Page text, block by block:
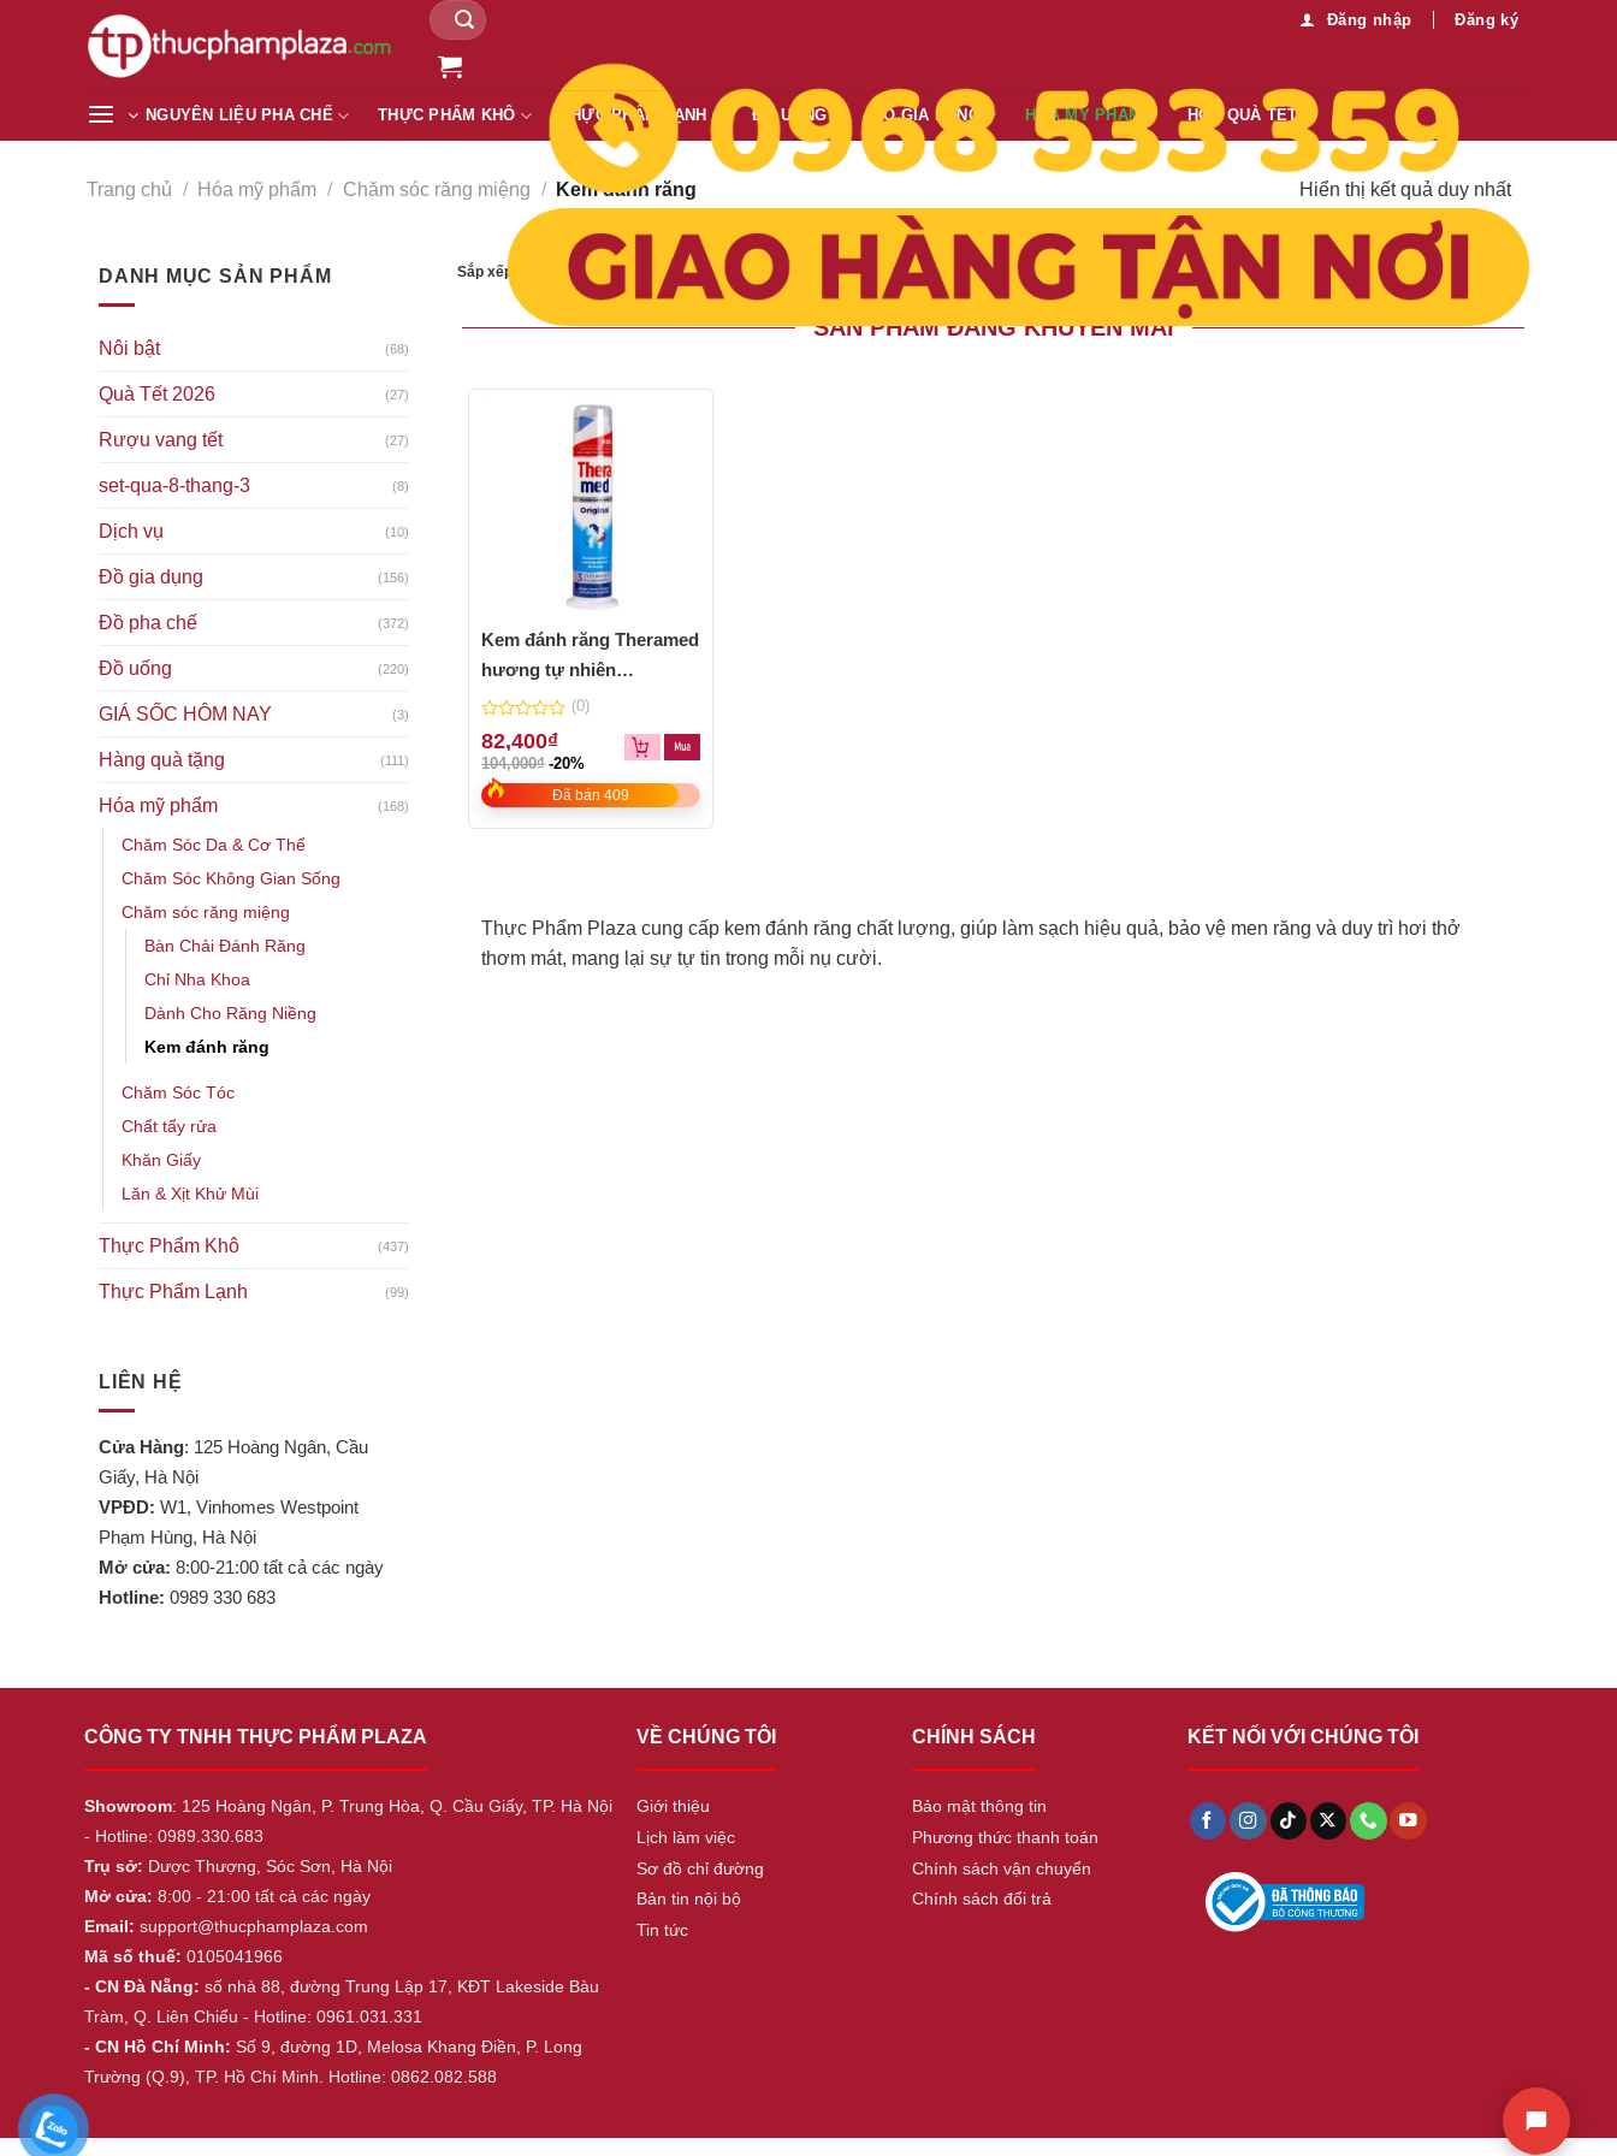
Tìm
kiếm:
Đăng nhập Đăng ký
NGUYÊN LIỆU PHA CHẾ THỰC PHẨM KHÔ THỰC PHẨM LẠNH ĐỒ UỐNG ĐỒ GIA DỤNG HÓA MỸ PHẨM HỘP QUÀ TẾT
Trang chủ / Hóa mỹ phẩm / Chăm sóc răng miệng / Kem đánh răng Hiển thị kết quả duy nhất
DANH MỤC SẢN PHẨM
Nôi bật (68)
Quà Tết 2026 (27)
Rượu vang tết (27)
set-qua-8-thang-3 (8)
Dịch vụ (10)
Đồ gia dụng (156)
Đồ pha chế (372)
Đồ uống (220)
GIÁ SỐC HÔM NAY (3)
Hàng quà tặng (111)
Hóa mỹ phẩm (168)
Chăm Sóc Da & Cơ Thể
Chăm Sóc Không Gian Sống
Chăm sóc răng miệng
Bàn Chải Đánh Răng
Chỉ Nha Khoa
Dành Cho Răng Niềng
Kem đánh răng
Chăm Sóc Tóc
Chất tẩy rửa
Khăn Giấy
Lăn & Xịt Khử Mùi
Thực Phẩm Khô (437)
Thực Phẩm Lạnh (99)
LIÊN HỆ
Cửa Hàng: 125 Hoàng Ngân, Cầu
Giấy, Hà Nội
VPĐD: W1, Vinhomes Westpoint
Phạm Hùng, Hà Nội
Mở cửa: 8:00-21:00 tất cả các ngày
Hotline: 0989 330 683
Sắp xếp theo: Giá giảm dần Giá tăng dần Mới nhất Cũ nhất
SẢN PHẨM ĐANG KHUYẾN MÃI
Kem đánh răng Theramed
hương tự nhiên
“Original” – chai 100ml
0
out
of
5
(0)
82,400₫
104,000₫ -20%
Đã bán 409
Thực Phẩm Plaza cung cấp kem đánh răng chất lượng, giúp làm sạch hiệu quả, bảo vệ men răng và duy trì hơi thở
thơm mát, mang lại sự tự tin trong mỗi nụ cười.
CÔNG TY TNHH THỰC PHẨM PLAZA
Showroom: 125 Hoàng Ngân, P. Trung Hòa, Q. Cầu Giấy, TP. Hà Nội
- Hotline: 0989.330.683
Trụ sở: Dược Thượng, Sóc Sơn, Hà Nội
Mở cửa: 8:00 - 21:00 tất cả các ngày
Email: support@thucphamplaza.com
Mã số thuế:0105041966
- CN Đà Nẵng: số nhà 88, đường Trung Lập 17, KĐT Lakeside Bàu
Tràm, Q. Liên Chiểu - Hotline: 0961.031.331
- CN Hồ Chí Minh: Số 9, đường 1D, Melosa Khang Điền, P. Long
Trường (Q.9), TP. Hồ Chí Minh. Hotline: 0862.082.588
VỀ CHÚNG TÔI
Giới thiệu
Lịch làm việc
Sơ đồ chỉ đường
Bản tin nội bộ
Tin tức
CHÍNH SÁCH
Bảo mật thông tin
Phương thức thanh toán
Chính sách vận chuyển
Chính sách đổi trả
KẾT NỐI VỚI CHÚNG TÔI